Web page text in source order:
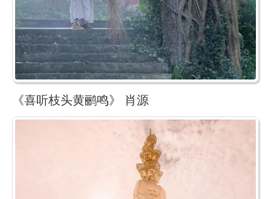
《喜听枝头黄鹂鸣》 肖源